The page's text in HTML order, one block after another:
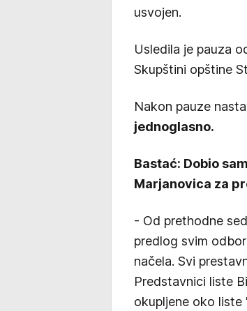
usvojen.
Usledila je pauza
Skupštini opštine
Nakon pauze
jednoglasno.
Bastać: Dobio
Marjanovica za
- Od prethodne
predlog svim
načela. Svi
Predstavnici liste
okupljene oko liste